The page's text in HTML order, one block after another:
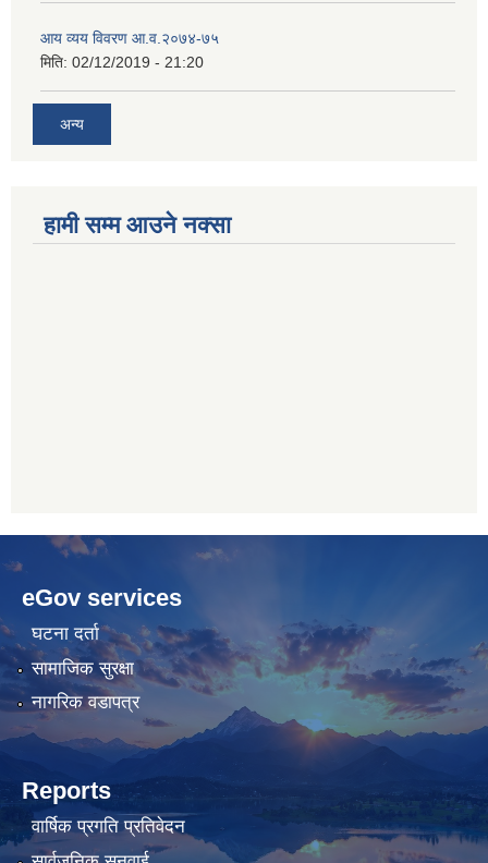
आय व्यय विवरण आ.व.२०७४-७५
मिति: 02/12/2019 - 21:20
अन्य
हामी सम्म आउने नक्सा
betwild
cratosroyalbet
bahis
siteleri
hdasianporns.net
lunadark.org
bahis
siteleri
eGov services
घटना दर्ता
सामाजिक सुरक्षा
नागरिक वडापत्र
Reports
वार्षिक प्रगति प्रतिवेदन